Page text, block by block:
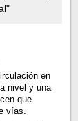
en
nivel y una
que
vías.